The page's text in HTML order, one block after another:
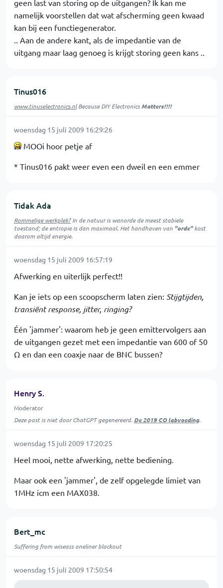
geen last van storing op de uitgangen? Ik kan me
namelijk voorstellen dat wat afscherming geen kwaad
kan bij een functiegenerator.
.. Aan de andere kant, als de impedantie van de
uitgang maar laag genoeg is krijgt storing geen kans ..
Tinus016
www.tinuselectronics.nlBecause DIY ElectronicsMatters!!!!
woensdag 15 juli 2009 16:29:26
MOOi hoor petje af
* Tinus016 pakt weer even een dweil en een emmer
Tidak Ada
Rommelige werkplek?In de natuur iswanordede meest stabiele
toestand; de entropie is dan maximaal. Het handhaven van "orde"kost
daarom altijd energie.
woensdag 15 juli 2009 16:57:19
Afwerking en uiterlijk perfect!!
Kan je iets op een scoopscherm laten zien: Stijgtijden,
transiënt response, jitter, ringing?
Één 'jammer': waarom heb je geen emittervolgers aan
de uitgangen gezet met een impedantie van 600 of 50
Ω en dan een coaxje naar de BNC bussen?
Henry S.
Moderator
Deze post is niet door ChatGPT gegenereerd. De 2019 CO labvoeding.
woensdag 15 juli 2009 17:20:25
Heel mooi, nette afwerking, nette bediening.
Maar ook een 'jammer', de zelf opgelegde limiet van
1MHz icm een MAX038.
Bert_mc
Suffering from wiseass oneliner blackout
woensdag 15 juli 2009 17:50:54